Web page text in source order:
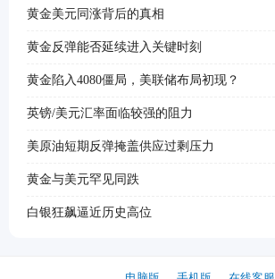
黄金美元同涨背后的真相
黄金反弹能否延续进入关键时刻
黄金陷入4080僵局，美联储布局初现？
英镑/美元汇率面临较强的阻力
美原油短期反弹掩盖供应过剩压力
黄金与美元罕见同跌
白银狂飙逼近历史高位